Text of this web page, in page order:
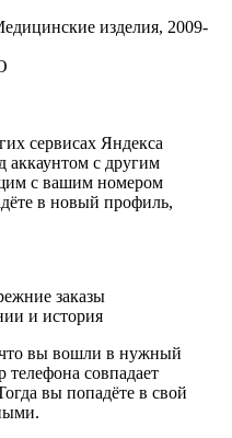
изделия, 2009-
сервисах Яндекса
с другим
с вашим номером
в новый профиль,
заказы
и история
что вы вошли в нужный
телефона совпадает
вы попадёте в свой